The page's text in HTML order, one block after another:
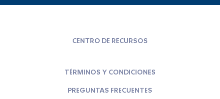
CENTRO DE RECURSOS
TÉRMINOS Y CONDICIONES
PREGUNTAS FRECUENTES